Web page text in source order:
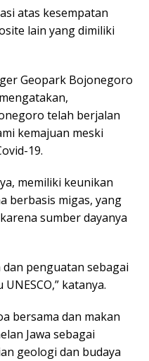
atas kesempatan
lain yang dimiliki
Geopark Bojonegoro
telah berjalan
kemajuan meski
19.
memiliki keunikan
berbasis migas, yang
sumber dayanya
penguatan sebagai
katanya.
bersama dan makan
Jawa sebagai
geologi dan budaya